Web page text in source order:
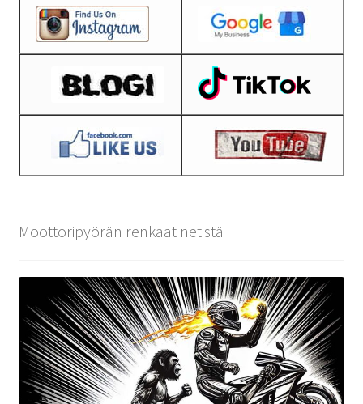
Moottoripyörän renkaat netistä